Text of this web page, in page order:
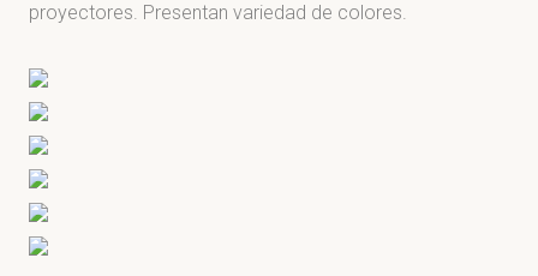
proyectores. Presentan variedad de colores.